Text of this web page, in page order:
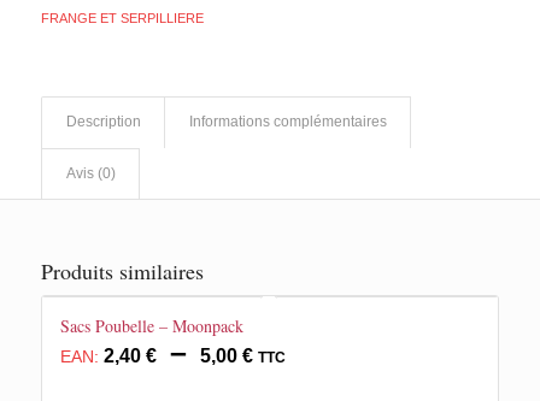
FRANGE ET SERPILLIERE
Description Informations complémentaires
Avis (0)
Produits similaires
Sacs Poubelle – Moonpack
EAN: 2,40 € – 5,00 €Plage
TTC